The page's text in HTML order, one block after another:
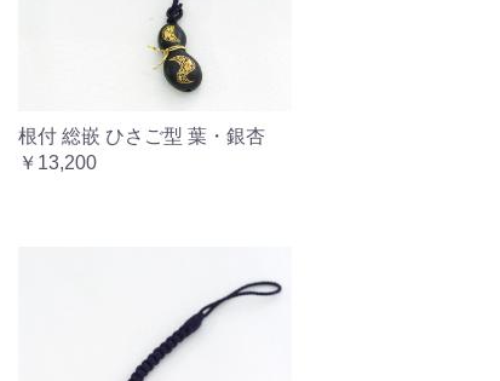
根付 総嵌 ひさご型 葉・銀杏
￥13,200